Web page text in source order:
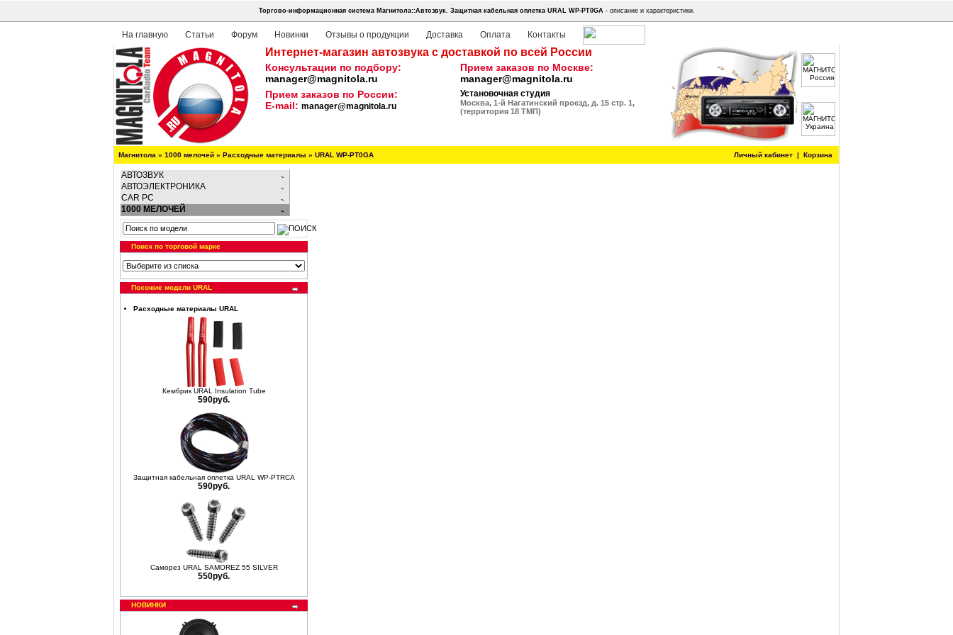
Торгово-информационная система Магнитола::Автозвук. Защитная кабельная оплетка URAL WP-PT0GA- описание и характеристики.
На главную Статьи Форум Новинки Отзывы о продукции Доставка Оплата Контакты
Интернет-магазин автозвука с доставкой по всей России
Консультации по подбору:
manager@magnitola.ru
Прием заказов по Москве:
manager@magnitola.ru
Прием заказов по России:
E-mail: manager@magnitola.ru
Установочная студия
Москва, 1-й Нагатинский проезд, д. 15 стр. 1,
(территория 18 ТМП)
Магнитола » 1000 мелочей » Расходные материалы » URAL WP-PT0GA Личный кабинет | Корзина
АВТОЗВУК
АВТОЭЛЕКТРОНИКА
CAR PC
1000 МЕЛОЧЕЙ
Поиск по торговой марке
Похожие модели URAL
Расходные материалы URAL
Кембрик URAL Insulation Tube
590руб.
Защитная кабельная оплетка URAL WP-PTRCA
590руб.
Саморез URAL SAMOREZ 55 SILVER
550руб.
НОВИНКИ